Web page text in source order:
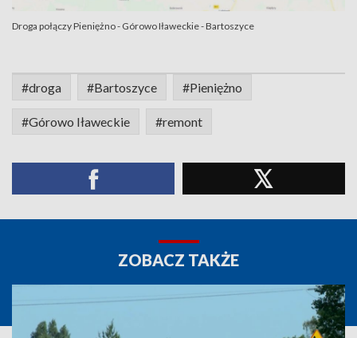
Droga połączy Pieniężno - Górowo Iławeckie - Bartoszyce
#droga #Bartoszyce #Pieniężno
#Górowo Iławeckie #remont
ZOBACZ TAKŻE